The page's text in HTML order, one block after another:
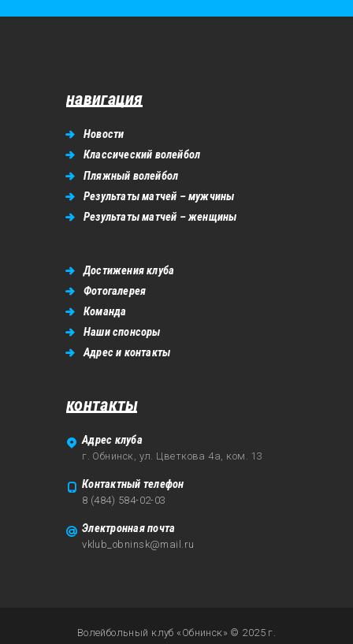
навигация
Новости
Классический волейбол
Пляжный волейбол
Результаты матчей – мужчины
Результаты матчей – женщины
Достижения клуба
Фотогалерея
Команда
Наши спонсоры
Адрес и контакты
контакты
Адрес клуба
г. Обнинск, ул. Цветкова 4а, ком. 13
Контактный телефон
8 (484) 584-02-03
Электронная почта
vklub_obninsk@mail.ru
Волейбольный клуб «Обнинск» © 2025 г.